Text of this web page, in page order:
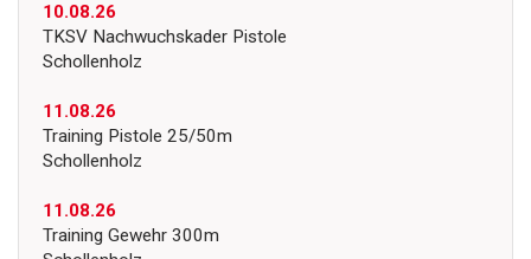
10.08.26
TKSV Nachwuchskader Pistole
Schollenholz
11.08.26
Training Pistole 25/50m
Schollenholz
11.08.26
Training Gewehr 300m